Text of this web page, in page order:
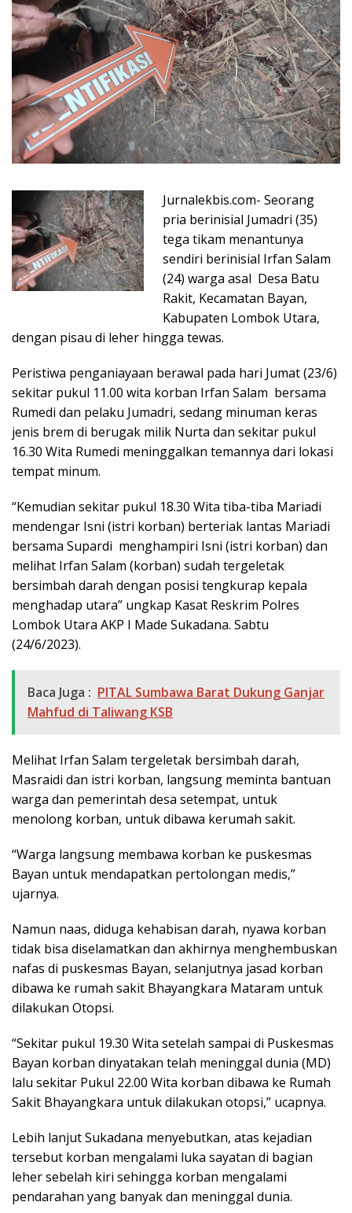
Jurnalekbis.com- Seorang
pria berinisial Jumadri (35)
tega tikam menantunya
sendiri berinisial Irfan Salam
(24) warga asal Desa Batu
Rakit, Kecamatan Bayan,
Kabupaten Lombok Utara,
dengan pisau di leher hingga tewas.
Peristiwa penganiayaan berawal pada hari Jumat (23/6)
sekitar pukul 11.00 wita korban Irfan Salam bersama
Rumedi dan pelaku Jumadri, sedang minuman keras
jenis brem di berugak milik Nurta dan sekitar pukul
16.30 Wita Rumedi meninggalkan temannya dari lokasi
tempat minum.
“Kemudian sekitar pukul 18.30 Wita tiba-tiba Mariadi
mendengar Isni (istri korban) berteriak lantas Mariadi
bersama Supardi menghampiri Isni (istri korban) dan
melihat Irfan Salam (korban) sudah tergeletak
bersimbah darah dengan posisi tengkurap kepala
menghadap utara” ungkap Kasat Reskrim Polres
Lombok Utara AKP I Made Sukadana. Sabtu
(24/6/2023).
Baca Juga : PITAL Sumbawa Barat Dukung Ganjar
Mahfud di Taliwang KSB
Melihat Irfan Salam tergeletak bersimbah darah,
Masraidi dan istri korban, langsung meminta bantuan
warga dan pemerintah desa setempat, untuk
menolong korban, untuk dibawa kerumah sakit.
“Warga langsung membawa korban ke puskesmas
Bayan untuk mendapatkan pertolongan medis,”
ujarnya.
Namun naas, diduga kehabisan darah, nyawa korban
tidak bisa diselamatkan dan akhirnya menghembuskan
nafas di puskesmas Bayan, selanjutnya jasad korban
dibawa ke rumah sakit Bhayangkara Mataram untuk
dilakukan Otopsi.
“Sekitar pukul 19.30 Wita setelah sampai di Puskesmas
Bayan korban dinyatakan telah meninggal dunia (MD)
lalu sekitar Pukul 22.00 Wita korban dibawa ke Rumah
Sakit Bhayangkara untuk dilakukan otopsi,” ucapnya.
Lebih lanjut Sukadana menyebutkan, atas kejadian
tersebut korban mengalami luka sayatan di bagian
leher sebelah kiri sehingga korban mengalami
pendarahan yang banyak dan meninggal dunia.